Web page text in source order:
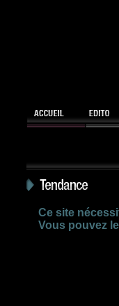
Ce site
Vous pouvez